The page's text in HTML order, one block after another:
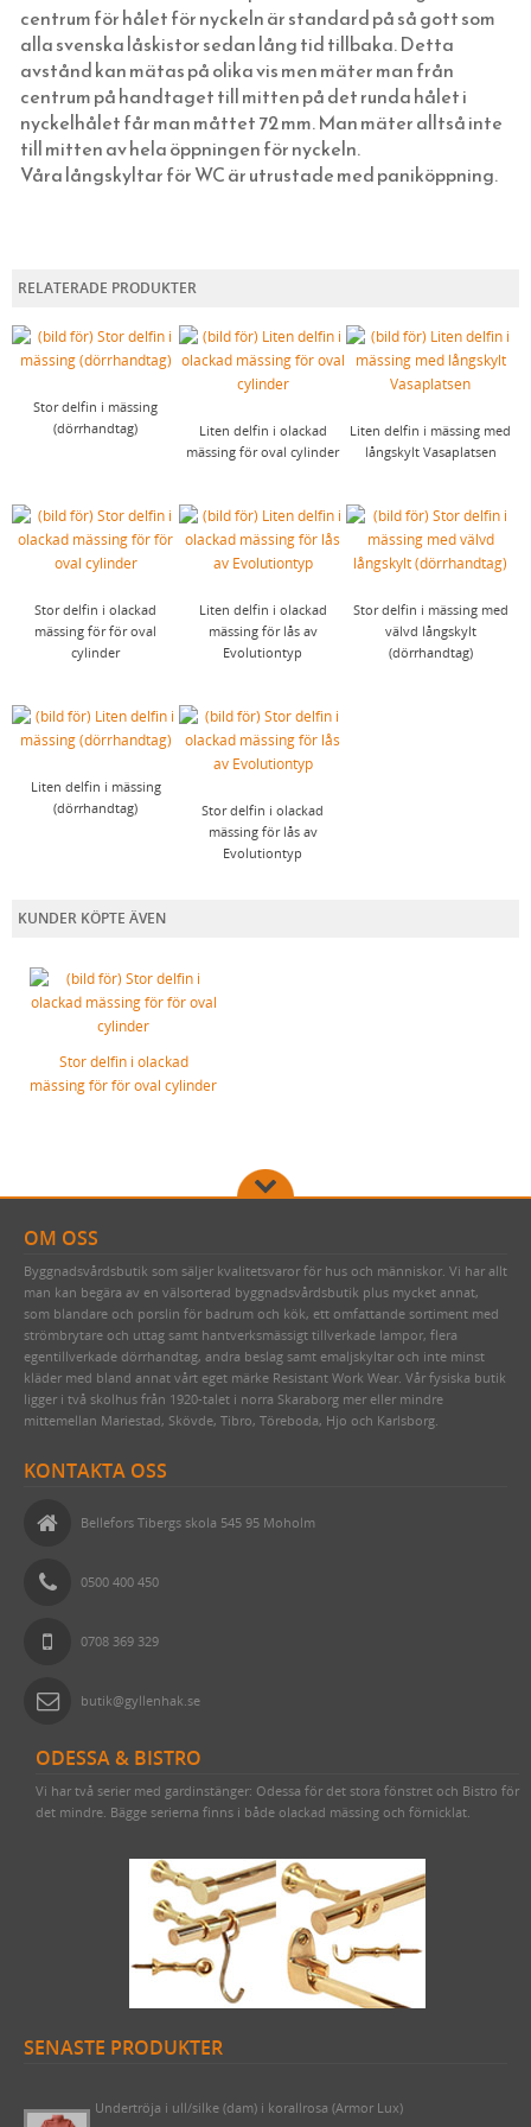
SKOMAKARLAMPOR
SPELBORDSLAMPOR
TAKLAMPOR I PORSLIN & BAKELIT
BORDSLAMPOR
GOLVLAMPOR
SPOTLIGHTS I KLASSISK STIL
STATIONSLYKTOR
INFARTSBELYSNING
BELYSNINGSSTOLPAR
PORSLINSLAMPOR UTOMHUS
TILLBEHÖR & RESERVDELAR
BRYTARE & ELUTTAG MED GLASSKIVA
FONTINI - UTGÅENDE SORTIMENT
STRÖMBRYTARE & ELUTTAG FÖR IP44
FEDE (MÄSSING)
1950-TAL
BLIXTKLAMMER (LETTI)
VEKAR TILL FOTOGENLAMPOR
RESERVDELAR TILL FOTOGENLAMPOR
TERMOMETRAR, KLOCKOR OCH DYLIKT
FLÄTADE STÅLTRÅDSKORGAR (KORBO)
EMALJERAT FRÅN KOCKUMS JERNVERK
BLECKPLÅT
WILMAS NATURPRODUKTER
KAFFEBRYGGARE MED MERA
FÖR SKRIVBORDET
PRAKTISKA TING I HEMMET
DRICKSGLAS, VINGLAS & KARAFFER
VEDHINKAR & VEDSPISTILLBEHÖR
EGNA TAPETER
TAPETER LIM & HANDTRYCK
TID & RUM
KULTURHISTORISK BOK
TVÅ GÅNGER CARL
MAKULATURPAPPER
TILLBEHÖR & VERKTYG
SPIK, NUBB & SPÅRSKRUV
HANDSMIDD SVENSK SPIK
KLIPPSPIK
BYGGNADSSPIK
HANDSMIDDA, SVARTBRÄNDA SPIKAR
KOPPARSPIK KVADRAT
DEKORSPIK
NUBB
FÖRNICKLAD MÄSSINGSSKRUV
FÖRNICKLAD STÅLSKRUV
TJÄRA, DREV OCH YLLESNÖREN
FÖNSTERVADD OCH FÖNSTERREMSOR
TJÄRPRODUKTER
LINDREV
DELIKATESSER & LIVSMEDEL
DELIKATESSLÅDOR
FRÅN HAVET
EMALJSKYLTAR, SIFFROR, BOKSTÄVER
EGNA EMALJSKYLTAR I VITT/SVART
SIFFROR OCH BOKSTÄVER I MÄSSING
VITA MED SVART TEXT
GJUTNA SKYLTAR MÄSSING & NICKEL
SKYLTAR MED SYMBOLER
VERKTYG & YXOR
SPEEDHEATER (FÄRGBORTTAGNING)
FÄRGSKRAPOR MED MERA
BRYNEN
WEBBUTIK
ÖPPETTIDER
KONTAKTA OSS
SÅ HÄR HANDLAR DU
centrum för hålet för nyckeln är standard på så gott som
alla svenska låskistor sedan lång tid tillbaka. Detta
avstånd kan mätas på olika vis men mäter man från
centrum på handtaget till mitten på det runda hålet i
nyckelhålet får man måttet 72 mm. Man mäter alltså inte
till mitten av hela öppningen för nyckeln.
Våra långskyltar för WC är utrustade med paniköppning.
RELATERADE PRODUKTER
Stor delfin i mässing
(dörrhandtag)
Liten delfin i olackad
mässing för oval cylinder
Liten delfin i mässing med
långskylt Vasaplatsen
Stor delfin i olackad
mässing för för oval
cylinder
Liten delfin i olackad
mässing för lås av
Evolutiontyp
Stor delfin i mässing med
välvd långskylt
(dörrhandtag)
Liten delfin i mässing
(dörrhandtag)
Stor delfin i olackad
mässing för lås av
Evolutiontyp
KUNDER KÖPTE ÄVEN
Stor delfin i olackad
mässing för för oval cylinder
OM OSS
Byggnadsvårdsbutik som säljer kvalitetsvaror för hus och människor. Vi har allt
man kan begära av en välsorterad byggnadsvårdsbutik plus mycket annat,
som blandare och porslin för badrum och kök, ett omfattande sortiment med
strömbrytare och uttag samt hantverksmässigt tillverkade lampor, flera
egentillverkade dörrhandtag, andra beslag samt emaljskyltar och inte minst
kläder med bland annat vårt eget märke Resistant Work Wear. Vår fysiska butik
ligger i två skolhus från 1920-talet i norra Skaraborg mer eller mindre
mittemellan Mariestad, Skövde, Tibro, Töreboda, Hjo och Karlsborg.
KONTAKTA OSS
Bellefors Tibergs skola 545 95 Moholm
0500 400 450
0708 369 329
butik@gyllenhak.se
ODESSA & BISTRO
Vi har två serier med gardinstänger: Odessa för det stora fönstret och Bistro för
det mindre. Bägge serierna finns i både olackad mässing och förnicklat.
SENASTE PRODUKTER
Undertröja i ull/silke (dam) i korallrosa (Armor Lux)